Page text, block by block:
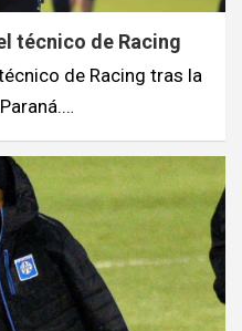
técnico de Racing
de Racing tras la